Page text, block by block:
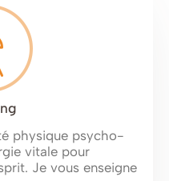
physique psycho-
vitale pour
Je vous enseigne